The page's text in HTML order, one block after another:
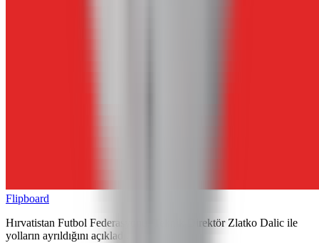
Flipboard
Hırvatistan Futbol Federasyonu, Teknik Direktör Zlatko Dalic ile
yolların ayrıldığını açıkladı.